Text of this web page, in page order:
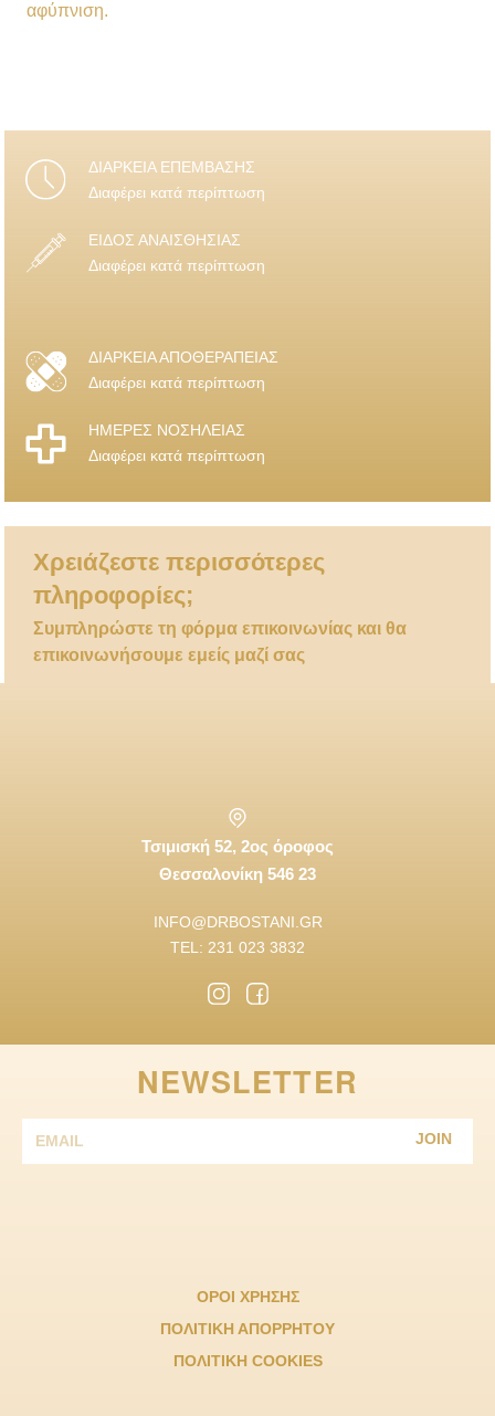
αφύπνιση.
ΔΙΑΡΚΕΙΑ ΕΠΕΜΒΑΣΗΣ
Διαφέρει κατά περίπτωση
ΕΙΔΟΣ ΑΝΑΙΣΘΗΣΙΑΣ
Διαφέρει κατά περίπτωση
ΔΙΑΡΚΕΙΑ ΑΠΟΘΕΡΑΠΕΙΑΣ
Διαφέρει κατά περίπτωση
ΗΜΕΡΕΣ ΝΟΣΗΛΕΙΑΣ
Διαφέρει κατά περίπτωση
Χρειάζεστε περισσότερες
πληροφορίες;
Συμπληρώστε τη φόρμα επικοινωνίας και θα
επικοινωνήσουμε εμείς μαζί σας
Τσιμισκή 52, 2ος όροφος
Θεσσαλονίκη 546 23
INFO@DRBOSTANI.GR
TEL: 231 023 3832
NEWSLETTER
JOIN
ΟΡΟΙ ΧΡΗΣΗΣ
ΠΟΛΙΤΙΚΗ ΑΠΟΡΡΗΤΟΥ
ΠΟΛΙΤΙΚΗ COOKIES